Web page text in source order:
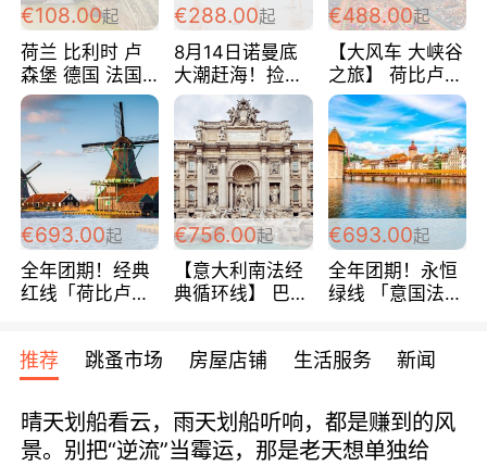
€108.00起
荷兰 比利时 卢
森堡 德国 法国
超爽玩遍西欧 循
环线 全程四星宾
馆 108欧/人/天
€288.00起
8月14日诺曼底
大潮赶海！捡海
鲜！轻轻松松海
边爽玩三日游
288欧/人
€488.00起
【大风车 大峡谷
之旅】 荷比卢德
法 巴黎上下 经
典五国四日游
488欧/人
€693.00起
全年团期！经典
红线「荷比卢德
天！巴黎上下！
包拼房~
€756.00起
【意大利南法经
典循环线】 巴黎
宾馆 108欧/天起
€693.00起
全年团期！永恒
绿线 「意国法
欧/天起 ~包拼房
推荐 跳蚤市场 房屋店铺 生活服务 新闻
晴天划船看云，雨天划船听响，都是赚到的风
景。别把“逆流”当霉运，那是老天想单独给